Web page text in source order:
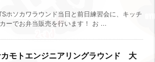
ホソカワラウンド当日と前日練習会に、キッチ
ーでお弁当販売を行います！ お ...
モトエンジニアリングラウンド 大